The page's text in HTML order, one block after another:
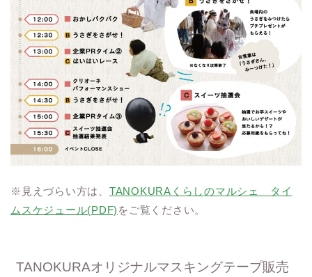
※見えづらい方は、 TANOKURAくらしのマルシェ タイ
ムスケジュール(PDF) をご覧ください。
TANOKURAオリジナルマスキングテープ販売